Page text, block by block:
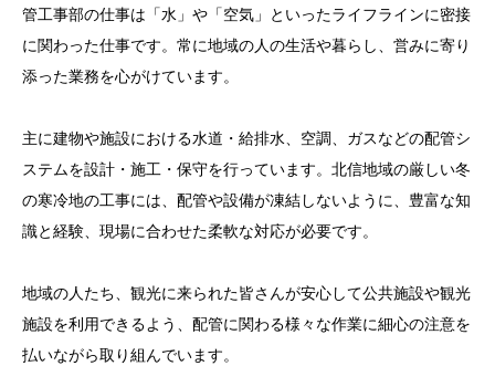
管工事部の仕事は 「水」や「空気」といったライフラインに密接
に関わった仕事です。常に地域の人の生活や暮らし、営みに寄り
添った業務を心がけています。
主に建物や施設における水道・給排水、空調、ガスなどの配管シ
ステムを設計・施工・保守を行っています。北信地域の厳しい冬
の寒冷地の工事には、配管や設備が凍結しないように、豊富な知
識と経験、現場に合わせた柔軟な対応が必要です。
地域の人たち、観光に来られた皆さんが安心して公共施設や観光
施設を利用できるよう、配管に関わる様々な作業に細心の注意を
払いながら取り組んでいます。